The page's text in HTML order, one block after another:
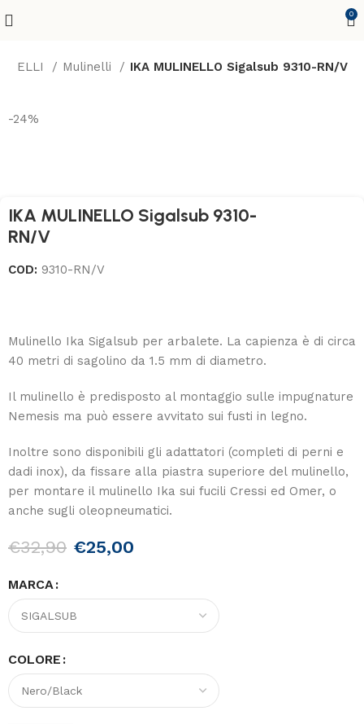
0
Mulinelli IKA MULINELLO Sigalsub 9310-RN/V
-24%
IKA MULINELLO Sigalsub 9310-
RN/V
COD: 9310-RN/V
Mulinello Ika Sigalsub per arbalete. La capienza è di circa
40 metri di sagolino da 1.5 mm di diametro.
Il mulinello è predisposto al montaggio sulle impugnature
Nemesis ma può essere avvitato sui fusti in legno.
Inoltre sono disponibili gli adattatori (completi di perni e
dadi inox), da fissare alla piastra superiore del mulinello,
per montare il mulinello Ika sui fucili Cressi ed Omer, o
anche sugli oleopneumatici.
€32,90 €25,00
MARCA
COLORE